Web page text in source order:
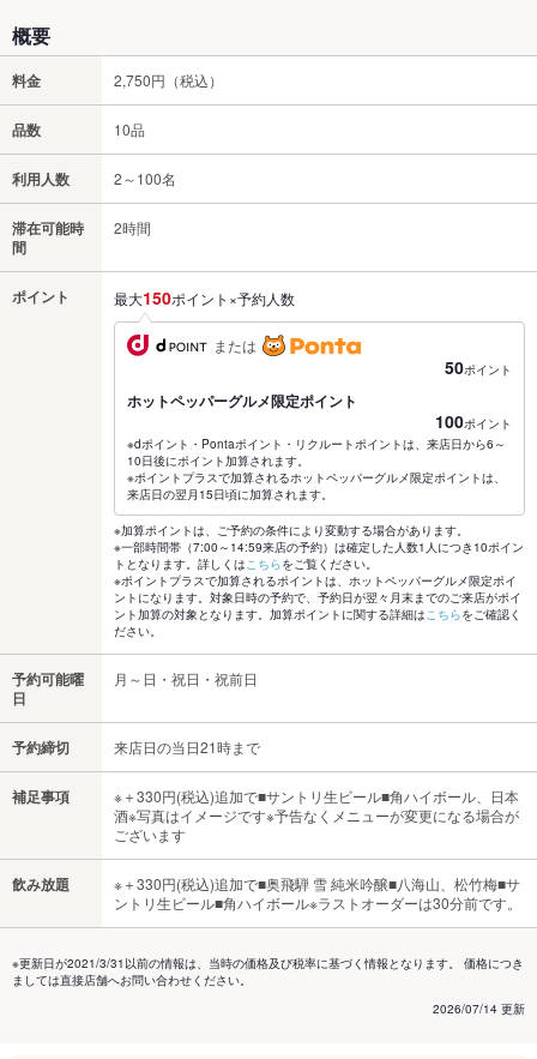
概要
料金 2,750円（税込）
品数 10品
利用人数 2～100名
滞在可能時
間
2時間
ポイント 最大150ポイント×予約人数
または
50ポイント
ホットペッパーグルメ限定ポイント
100ポイント
※dポイント・Pontaポイント・リクルートポイントは、来店日から6～
10日後にポイント加算されます。
※ポイントプラスで加算されるホットペッパーグルメ限定ポイントは、
来店日の翌月15日頃に加算されます。
※加算ポイントは、ご予約の条件により変動する場合があります。
※一部時間帯（7:00～14:59来店の予約）は確定した人数1人につき10ポイン
トとなります。詳しくはこちらをご覧ください。
※ポイントプラスで加算されるポイントは、ホットペッパーグルメ限定ポイ
ントになります。対象日時の予約で、予約日が翌々月末までのご来店がポイ
ント加算の対象となります。加算ポイントに関する詳細はこちらをご確認く
ださい。
予約可能曜
日
月～日・祝日・祝前日
予約締切 来店日の当日21時まで
補足事項
※＋330円(税込)追加で■サントリ生ビール■角ハイボール、日本
酒※写真はイメージです※予告なくメニューが変更になる場合が
ございます
飲み放題
※＋330円(税込)追加で■奥飛騨 雪 純米吟醸■八海山、松竹梅■サ
ントリ生ビール■角ハイボール※ラストオーダーは30分前です。
※更新日が2021/3/31以前の情報は、当時の価格及び税率に基づく情報となります。 価格につき
ましては直接店舗へお問い合わせください。
2026/07/14 更新